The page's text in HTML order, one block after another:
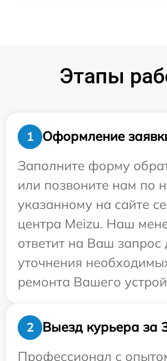
Этапы
1
Оформление
Заполните форму
или позвоните нам по
указанному на сайте
центра Meizu. Наш
ответит на Ваш запрос
уточнения
ремонта Вашего
2
Выезд курьера за
Профессионал с